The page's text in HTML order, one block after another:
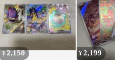
¥2,150 ¥2,199